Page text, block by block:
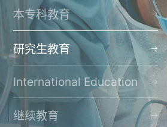
本专科教育
研究生教育
International Education
继续教育